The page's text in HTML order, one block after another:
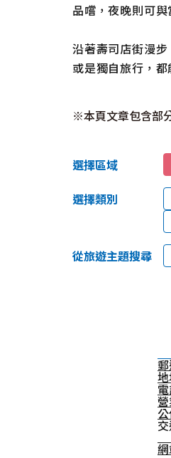
品嚐，夜晚則可
沿著壽司店街漫
或是獨自旅行，
※本頁文章包含部
選擇區域
選擇類別
從旅遊主題搜尋